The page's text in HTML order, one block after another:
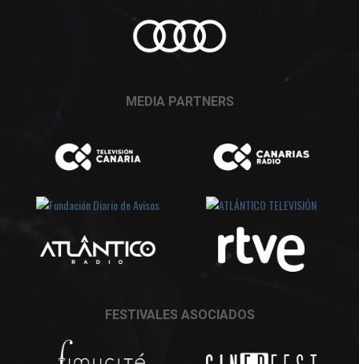
MEDIA PARTNERS
FESTIVALES ASOCIADOS